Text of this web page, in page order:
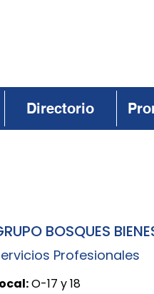
Directorio
BOSQUES
Profesionales
O-17 y 18